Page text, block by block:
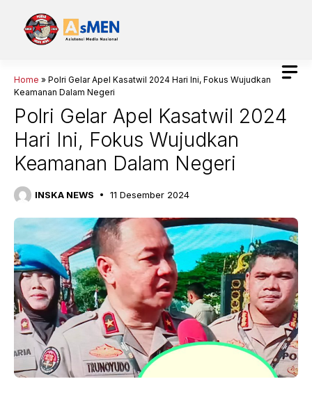
Home » Polri Gelar Apel Kasatwil 2024 Hari Ini, Fokus Wujudkan
Keamanan Dalam Negeri
Polri Gelar Apel Kasatwil 2024
Hari Ini, Fokus Wujudkan
Keamanan Dalam Negeri
INSKA NEWS 11 Desember 2024